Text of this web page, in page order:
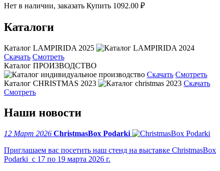
Нет в наличии, заказать Купить 1092.00 ₽
Каталоги
Каталог LAMPIRIDA 2025
Скачать Смотреть
Каталог ПРОИЗВОДСТВО
Скачать Смотреть
Каталог CHRISTMAS 2023
Скачать
Смотреть
Наши новости
12 Март 2026 ChristmasBox Podarki
Приглашаем вас посетить наш стенд на выставке ChristmasBox
Podarki с 17 по 19 марта 2026 г.